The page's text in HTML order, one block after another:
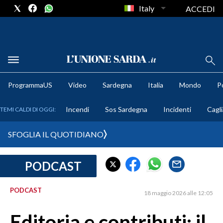
METEO
CRONACA SARDEGNA
Italy ACCEDI
ProgrammaUS Video Sardegna Italia Mondo
TEMI CALDI DI OGGI: Incendi Sos Sardegna Incidenti
SFOGLIA IL QUOTIDIANO
PODCAST
PODCAST 18 maggio 2026 alle 12:05